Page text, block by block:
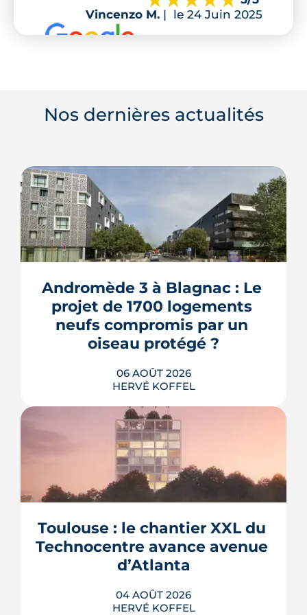
Vincenzo M. | le 24 Juin 2025
Nos dernières actualités
Andromède 3 à Blagnac : Le
projet de 1700 logements
neufs compromis par un
oiseau protégé ?
06 AOÛT 2026
HERVÉ KOFFEL
La troisième et dernière phase de
l'écoquartier Andromède doit livrer
près de 1 700 logements à partir de
protégé, la cisticole des joncs, contraint
fortement le plan d'aménagement et
repousse un calendrier déjà tendu.
LIRE L'ARTICLE
Toulouse : le chantier XXL du
Technocentre avance avenue
d’Atlanta
04 AOÛT 2026
HERVÉ KOFFEL